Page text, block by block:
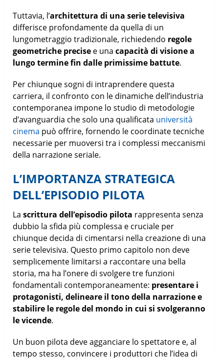
Tuttavia, l’architettura di una serie televisiva
differisce profondamente da quella di un
lungometraggio tradizionale, richiedendo regole
geometriche precise e unacapacità di visione a
lungo termine fin dalle primissime battute.
Per chiunque sogni di intraprendere questa
carriera, il confronto con le dinamiche dell’industria
contemporanea impone lo studio di metodologie
d’avanguardia che solo una qualificata università
cinema può offrire, fornendo le coordinate tecniche
necessarie per muoversi tra i complessi meccanismi
della narrazione seriale.
L’IMPORTANZA STRATEGICA
DELL’EPISODIO PILOTA
Lascrittura dell’episodio pilota rappresenta senza
dubbio la sfida più complessa e cruciale per
chiunque decida di cimentarsi nella creazione di una
serie televisiva. Questo primo capitolo non deve
semplicemente limitarsi a raccontare una bella
storia, ma ha l’onere di svolgere tre funzioni
fondamentali contemporaneamente: presentare i
protagonisti, delineare il tono della narrazione e
stabilire le regole del mondo in cui si svolgeranno
le vicende.
Un buon pilota deve agganciare lo spettatore e, al
tempo stesso, convincere i produttori che l’idea di